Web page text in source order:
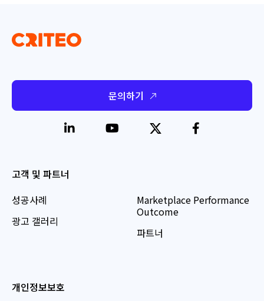
문의하기
고객 및 파트너
성공사례
광고 갤러리
Marketplace Performance
Outcome
파트너
개인정보보호